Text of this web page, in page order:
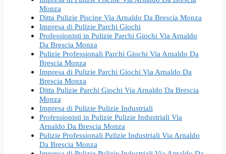
Monza
Ditta Pulizie Piscine Via Arnaldo Da Brescia Monza
Impresa di Pulizie Parchi Giochi
Professionisti in Pulizie Parchi Giochi Via Arnaldo
Da Brescia Monza
Pulizie Professionali Parchi Giochi Via Arnaldo Da
Brescia Monza
Impresa di Pulizie Parchi Giochi Via Arnaldo Da
Brescia Monza
Ditta Pulizie Parchi Giochi Via Arnaldo Da Brescia
Monza
Impresa di Pulizie Pulizie Industriali
Professionisti in Pulizie Pulizie Industriali Via
Arnaldo Da Brescia Monza
Pulizie Professionali Pulizie Industriali Via Arnaldo
Da Brescia Monza